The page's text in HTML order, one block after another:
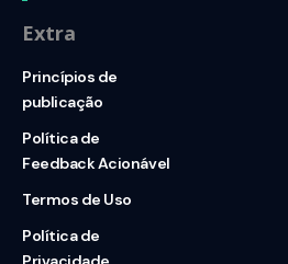
Extra
Princípios de
publicação
Política de
Feedback Acionável
Termos de Uso
Política de